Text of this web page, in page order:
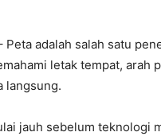
Peta adalah salah satu
letak tempat, arah
langsung.
jauh sebelum teknologi